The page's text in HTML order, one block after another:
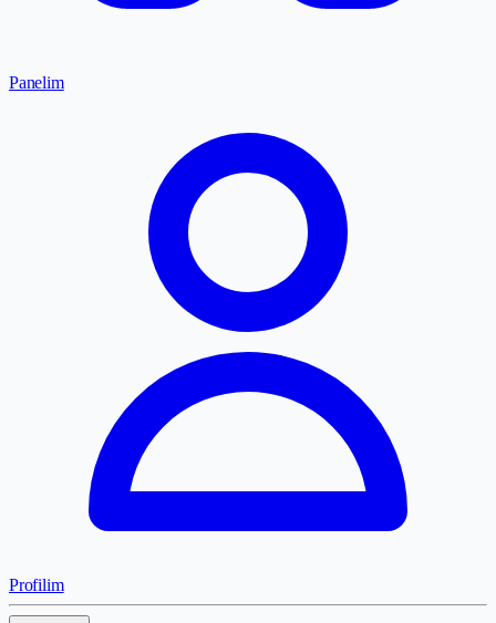
Panelim
Profilim